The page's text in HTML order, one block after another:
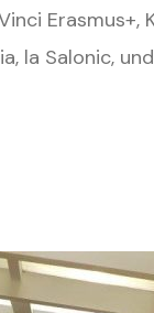
Erasmus+,
la Salonic,